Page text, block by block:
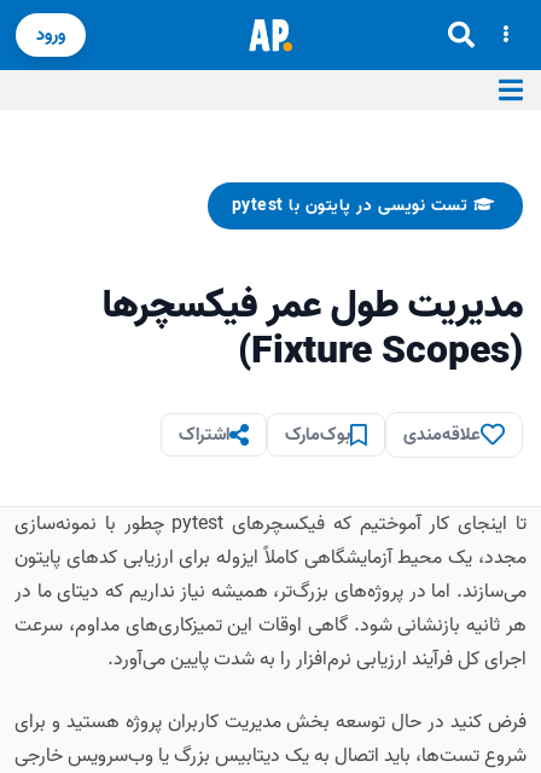
ورود
تست نویسی در پایتون با pytest
مدیریت طول عمر فیکسچرها
(Fixture Scopes)
علاقه‌مندی بوک‌مارک اشتراک
تا اینجای کار آموختیم که فیکسچرهای pytest چطور با نمونه‌سازی
مجدد، یک محیط آزمایشگاهی کاملاً ایزوله برای ارزیابی کدهای پایتون
می‌سازند. اما در پروژه‌های بزرگ‌تر، همیشه نیاز نداریم که دیتای ما در
هر ثانیه بازنشانی شود. گاهی اوقات این تمیزکاری‌های مداوم، سرعت
اجرای کل فرآیند ارزیابی نرم‌افزار را به شدت پایین می‌آورد.
فرض کنید در حال توسعه بخش مدیریت کاربران پروژه هستید و برای
شروع تست‌ها، باید اتصال به یک دیتابیس بزرگ یا وب‌سرویس خارجی